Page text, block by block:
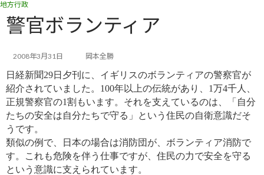
コ
ン
テ
キ
ッ
ナ
ビ
ゲ
に
移
地方行政
警官ボランティア
2008年3月31日 岡本全勝
日経新聞29日夕刊に、イギリスのボランティアの警察官が
紹介されていました。100年以上の伝統があり、1万4千人、
正規警察官の1割もいます。それを支えているのは、「自分
たちの安全は自分たちで守る」という住民の自衛意識だそ
うです。
類似の例で、日本の場合は消防団が、ボランティア消防で
す。これも危険を伴う仕事ですが、住民の力で安全を守る
という意識に支えられています。